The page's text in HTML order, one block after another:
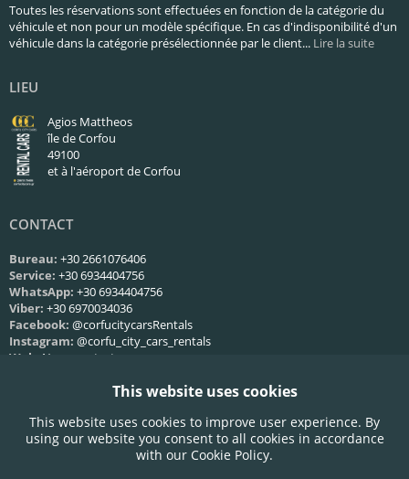
Toutes les réservations sont effectuées en fonction de la catégorie du
véhicule et non pour un modèle spécifique. En cas d'indisponibilité d'un
véhicule dans la catégorie présélectionnée par le client... Lire la suite
LIEU
Agios Mattheos
île de Corfou
49100
et à l'aéroport de Corfou
CONTACT
Bureau: +30 2661076406
Service: +30 6934404756
WhatsApp: +30 6934404756
Viber: +30 6970034036
Facebook: @corfucitycarsRentals
Instagram: @corfu_city_cars_rentals
Web:
Nous contacter
HORAIRES DE SERVICE
Lun-Ven: 09:00 - 21:00
This website uses cookies
This website uses cookies to improve user experience. By
using our website you consent to all cookies in accordance
with our Cookie Policy.